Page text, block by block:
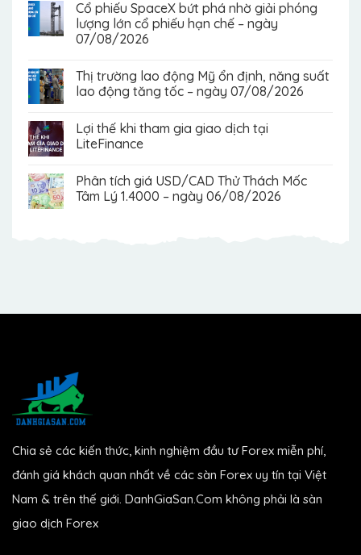
Cổ phiếu SpaceX bứt phá nhờ giải phóng
lượng lớn cổ phiếu hạn chế – ngày
07/08/2026
Thị trường lao động Mỹ ổn định, năng suất
lao động tăng tốc – ngày 07/08/2026
Lợi thế khi tham gia giao dịch tại
LiteFinance
Phân tích giá USD/CAD Thử Thách Mốc
Tâm Lý 1.4000 – ngày 06/08/2026
Chia sẻ các kiến thức, kinh nghiệm đầu tư Forex miễn phí,
đánh giá khách quan nhất về các sàn Forex uy tín tại Việt
Nam & trên thế giới. DanhGiaSan.Com không phải là sàn
giao dịch Forex